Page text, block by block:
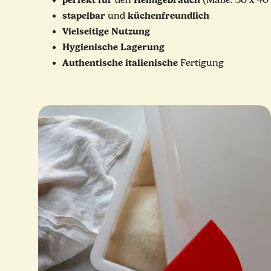
stapelbar und küchenfreundlich
Vielseitige Nutzung
Hygienische Lagerung
Authentische italienische Fertigung